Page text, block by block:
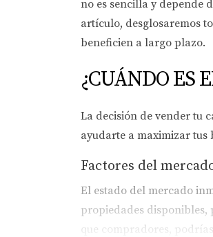
no es sencilla y depende
artículo, desglosaremos
beneficien a largo plazo.
¿CUÁNDO ES
La decisión de vender tu
ayudarte a maximizar tus
Factores del
El estado del mercado
propiedades disponibles,
que compradores,